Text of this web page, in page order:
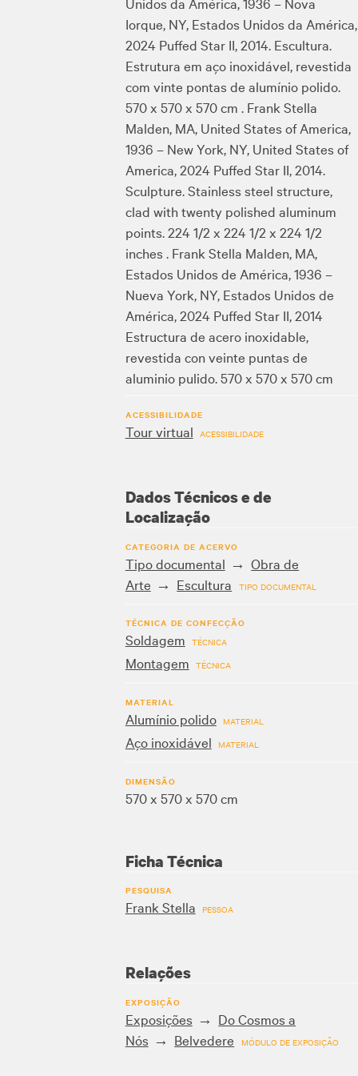
Iorque, NY, Estados Unidos da América,
2024 Puffed Star II, 2014. Escultura.
Estrutura em aço inoxidável, revestida
com vinte pontas de alumínio polido.
570 x 570 x 570 cm . Frank Stella
Malden, MA, United States of America,
1936 – New York, NY, United States of
America, 2024 Puffed Star II, 2014.
Sculpture. Stainless steel structure,
clad with twenty polished aluminum
points. 224 1/2 x 224 1/2 x 224 1/2
inches . Frank Stella Malden, MA,
Estados Unidos de América, 1936 –
Nueva York, NY, Estados Unidos de
América, 2024 Puffed Star II, 2014
Estructura de acero inoxidable,
revestida con veinte puntas de
aluminio pulido. 570 x 570 x 570 cm
ACESSIBILIDADE
Tour virtual ACESSIBILIDADE
Dados Técnicos e de
Localização
CATEGORIA DE ACERVO
Tipo documental
Obra de
Arte
Escultura TIPO DOCUMENTAL
TÉCNICA DE CONFECÇÃO
Soldagem TÉCNICA
Montagem TÉCNICA
MATERIAL
Alumínio polido MATERIAL
Aço inoxidável MATERIAL
DIMENSÃO
570 x 570 x 570 cm
Ficha Técnica
PESQUISA
Frank Stella PESSOA
Relações
EXPOSIÇÃO
Exposições
Do Cosmos a
Nós
Belvedere MÓDULO DE EXPOSIÇÃO